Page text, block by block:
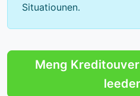
Situatiounen.
Meng